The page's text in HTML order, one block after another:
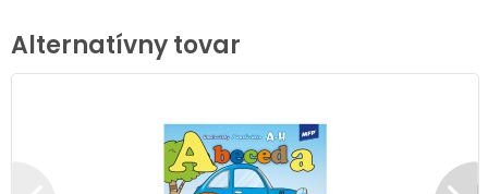
Alternatívny tovar